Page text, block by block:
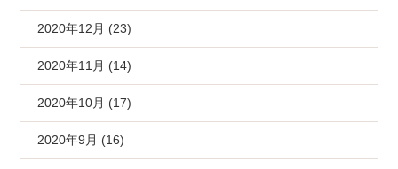
2020年12月 (23)
2020年11月 (14)
2020年10月 (17)
2020年9月 (16)